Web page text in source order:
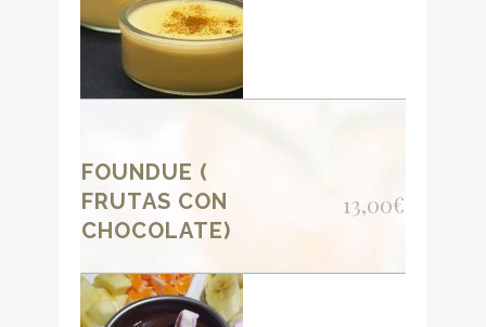
FOUNDUE (
FRUTAS CON
CHOCOLATE)
13,00€